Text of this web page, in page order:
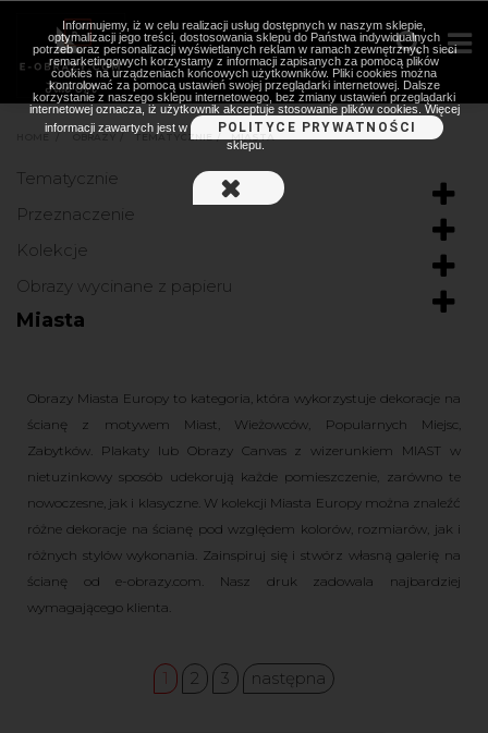
OBRAZY TEMATYCZNIE
Tematycznie
Przeznaczenie
Kolekcje
Obrazy wycinane z papieru
Miasta
Obrazy Miasta Europy to kategoria, która wykorzystuje dekoracje na
ścianę z motywem Miast, Wieżowców, Popularnych Miejsc,
Zabytków. Plakaty lub Obrazy Canvas z wizerunkiem MIAST w
nietuzinkowy sposób udekorują każde pomieszczenie, zarówno te
nowoczesne, jak i klasyczne. W kolekcji Miasta Europy można znaleźć
różne dekoracje na ścianę pod względem kolorów, rozmiarów, jak i
różnych stylów wykonania. Zainspiruj się i stwórz własną galerię na
ścianę od e-obrazy.com. Nasz druk zadowala najbardziej
wymagającego klienta.
1 2 3 następna
Informujemy, iż w celu realizacji usług dostępnych w naszym sklepie,
optymalizacji jego treści, dostosowania sklepu do Państwa indywidualnych
potrzeb oraz personalizacji wyświetlanych reklam w ramach zewnętrznych sieci
remarketingowych korzystamy z informacji zapisanych za pomocą plików
cookies na urządzeniach końcowych użytkowników. Pliki cookies można
kontrolować za pomocą ustawień swojej przeglądarki internetowej. Dalsze
korzystanie z naszego sklepu internetowego, bez zmiany ustawień przeglądarki
internetowej oznacza, iż użytkownik akceptuje stosowanie plików cookies. Więcej
informacji zawartych jest w
POLITYCE PRYWATNOŚCI
sklepu.